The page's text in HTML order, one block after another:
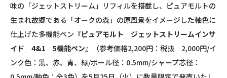
味の「ジェットストリーム」リフィルを搭載し、ピュアモルトの
生まれ故郷である「オークの森」の原風景をイメージした軸色に
仕上げた多機能ペン『ピュアモルト ジェットストリームインサ
イド 4&1 5機能ペン』 （参考価格2,200円：税抜 2,000円/イ
ンク色：黒、赤、青、緑/ボール径： 0.5mm/シャープ芯径：